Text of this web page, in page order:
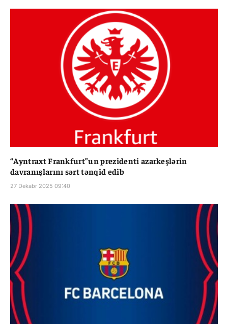
“Ayntraxt Frankfurt”un prezidenti azarkeşlərin
davranışlarını sərt tənqid edib
27 Dekabr 2025 09:40